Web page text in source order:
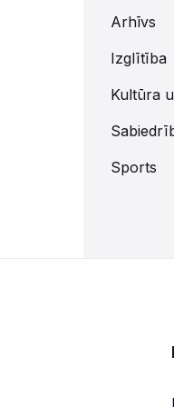
Arhīvs
Izglītība
Kultūra
Sports